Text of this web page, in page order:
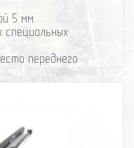
5 мм.
переднего
6-ти болтах М12.
интеркулера
цвета.